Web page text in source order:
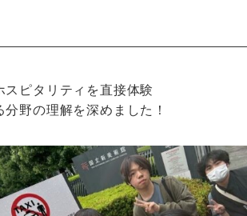
スピタリティを直接体験
野の理解を深めました！